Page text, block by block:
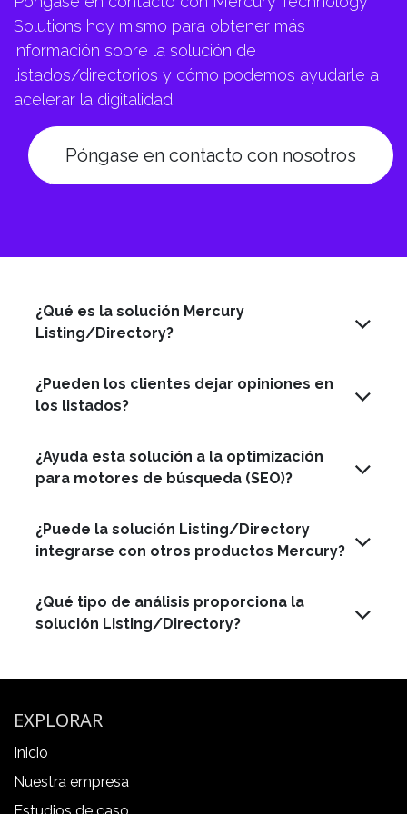
Solutions hoy mismo para obtener más
información sobre la solución de
listados/directorios y cómo podemos ayudarle a
acelerar la digitalidad.
Póngase en contacto con nosotros
¿Qué es la solución Mercury
Listing/Directory?
¿Pueden los clientes dejar opiniones en
los listados?
¿Ayuda esta solución a la optimización
para motores de búsqueda (SEO)?
¿Puede la solución Listing/Directory
integrarse con otros productos Mercury?
¿Qué tipo de análisis proporciona la
solución Listing/Directory?
EXPLORAR
Inicio
Nuestra empresa